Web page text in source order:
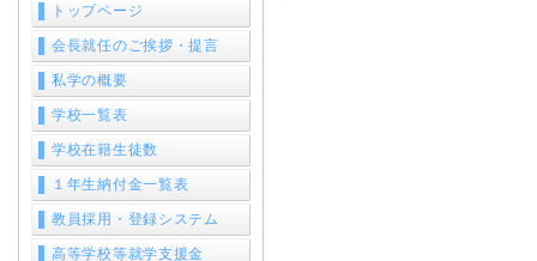
トップページ
会長就任のご挨拶・提言
私学の概要
学校一覧表
学校在籍生徒数
１年生納付金一覧表
教員採用・登録システム
高等学校等就学支援金